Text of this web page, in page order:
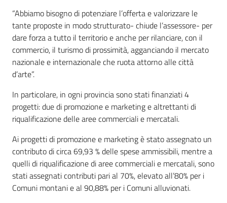
“Abbiamo bisogno di potenziare l’offerta e valorizzare le
tante proposte in modo strutturato- chiude l’assessore- per
dare forza a tutto il territorio e anche per rilanciare, con il
commercio, il turismo di prossimità, agganciando il mercato
nazionale e internazionale che ruota attorno alle città
d’arte”.
In particolare, in ogni provincia sono stati finanziati 4
progetti: due di promozione e marketing e altrettanti di
riqualificazione delle aree commerciali e mercatali.
Ai progetti di promozione e marketing è stato assegnato un
contributo di circa 69,93 % delle spese ammissibili, mentre a
quelli di riqualificazione di aree commerciali e mercatali, sono
stati assegnati contributi pari al 70%, elevato all’80% per i
Comuni montani e al 90,88% per i Comuni alluvionati.